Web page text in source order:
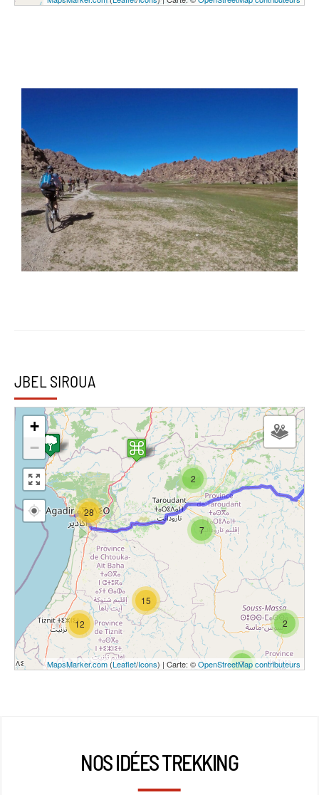
JBEL SIROUA
2
12 2
15
28
7
7
+
−
MapsMarker.com(Leaflet/Icons) | Carte: ©OpenStreetMap contributeurs
NOS IDÉES TREKKING